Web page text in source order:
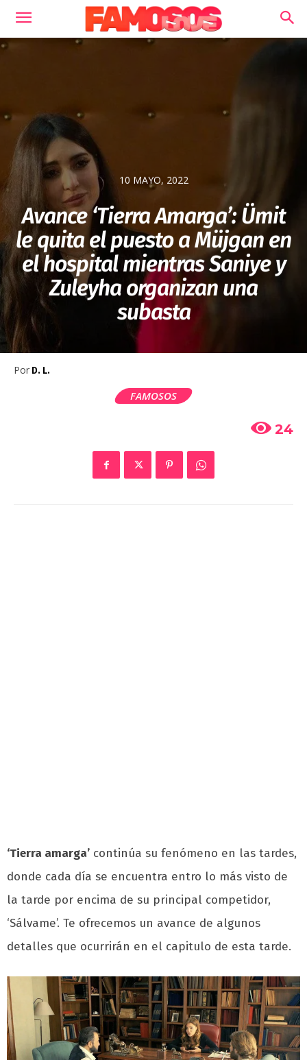
10 MAYO, 2022
Avance ‘Tierra Amarga’: Ümit
le quita el puesto a Müjgan en
el hospital mientras Saniye y
Zuleyha organizan una
subasta
Por D. L.
FAMOSOS
24
‘Tierra amarga’ continúa su fenómeno en las tardes,
donde cada día se encuentra entro lo más visto de
la tarde por encima de su principal competidor,
‘Sálvame’. Te ofrecemos un avance de algunos
detalles que ocurrirán en el capitulo de esta tarde.